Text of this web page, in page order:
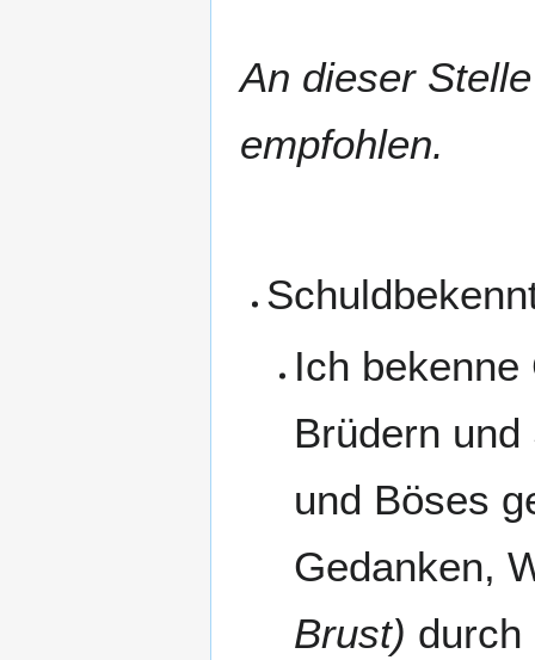
An dieser
empfohlen.
Ich
Brüdern
und Böses
Gedanken,
Brust) durch